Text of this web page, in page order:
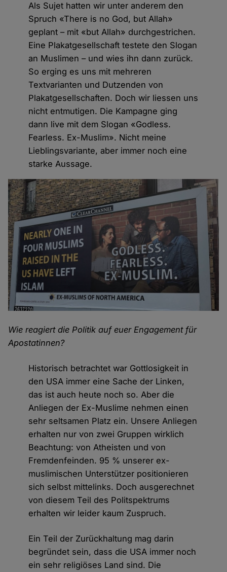
Als Sujet hatten wir unter anderem den
Spruch «There is no God, but Allah»
geplant – mit «but Allah» durchgestrichen.
Eine Plakatgesellschaft testete den Slogan
an Muslimen – und wies ihn dann zurück.
So erging es uns mit mehreren
Textvarianten und Dutzenden von
Plakatgesellschaften. Doch wir liessen uns
nicht entmutigen. Die Kampagne ging
dann live mit dem Slogan «Godless.
Fearless. Ex-Muslim». Nicht meine
Lieblingsvariante, aber immer noch eine
starke Aussage.
Wie reagiert die Politik auf euer Engagement für
Apostatinnen?
Historisch betrachtet war Gottlosigkeit in
den USA immer eine Sache der Linken,
das ist auch heute noch so. Aber die
Anliegen der Ex-Muslime nehmen einen
sehr seltsamen Platz ein. Unsere Anliegen
erhalten nur von zwei Gruppen wirklich
Beachtung: von Atheisten und von
Fremdenfeinden. 95 % unserer ex-
muslimischen Unterstützer positionieren
sich selbst mittelinks. Doch ausgerechnet
von diesem Teil des Politspektrums
erhalten wir leider kaum Zuspruch.
Ein Teil der Zurückhaltung mag darin
begründet sein, dass die USA immer noch
ein sehr religiöses Land sind. Die